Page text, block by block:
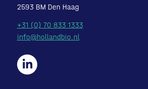
2593 BM Den Haag
+31 (0) 70 833 1333
info@hollandbio.nl